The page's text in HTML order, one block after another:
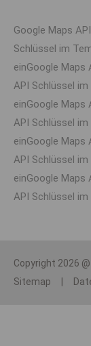
Google Maps
Schlüssel im
einGoogle Maps
API Schlüssel
einGoogle Maps
API Schlüssel
einGoogle Maps
API Schlüssel
einGoogle Maps
API Schlüssel
Copyright 2026
Sitemap